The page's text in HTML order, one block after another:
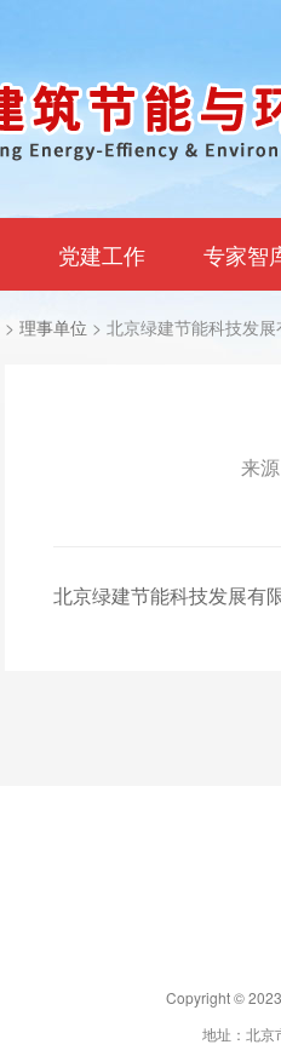
党建工作 专家智
> 理事单位 > 北京绿建节能科技发
来
北京绿建节能科技发展有
Copyright ©
地址：北京